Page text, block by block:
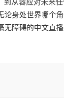
到从容应对未来
论身处世界哪个
障碍的中文直播